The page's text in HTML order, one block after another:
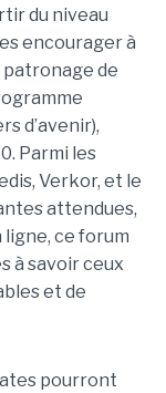
du niveau
encourager à
patronage de
d’avenir),
Parmi les
Verkor, et le
attendues,
ce forum
à savoir ceux
et de
pourront